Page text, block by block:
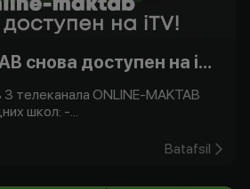
ONLINE-MAKTAB снова доступен на iTV!
телеканала ONLINE-MAKTAB
школ: -...
Batafsil